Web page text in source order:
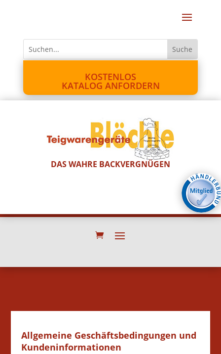
KOSTENLOS
KATALOG ANFORDERN
DAS WAHRE BACKVERGNÜGEN
Allgemeine Geschäftsbedingungen und
Kundeninformationen